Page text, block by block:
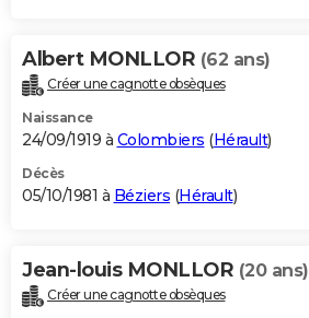
Albert MONLLOR (62 ans)
Créer une cagnotte obsèques
Naissance
24/09/1919 à Colombiers (Hérault)
Décès
05/10/1981 à Béziers (Hérault)
Jean-louis MONLLOR (20 ans)
Créer une cagnotte obsèques